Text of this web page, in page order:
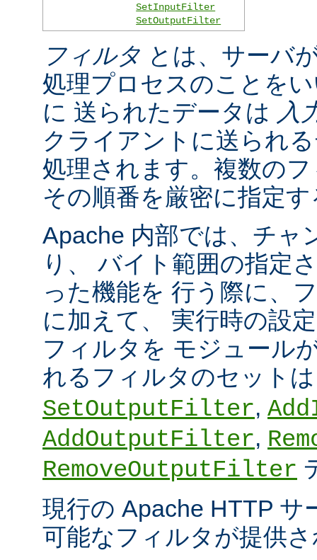
SetInputFilter
SetOutputFilter
フィルタ とは、サーバ
処理プロセスのことを
に 送られたデータは 入
クライアントに送られ
処理されます。複数の
その順番を厳密に指定
Apache 内部では、チャ
り、 バイト範囲の指定
った機能を 行う際に、
に加えて、 実行時の設
フィルタを モジュール
れるフィルタのセット
SetOutputFilter,
AddOutputFilter,
RemoveOutputFilter
現行の Apache HTTP サ
可能なフィルタが提供